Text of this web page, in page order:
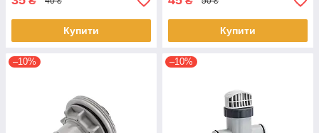
Купити Купити
–10% –10%